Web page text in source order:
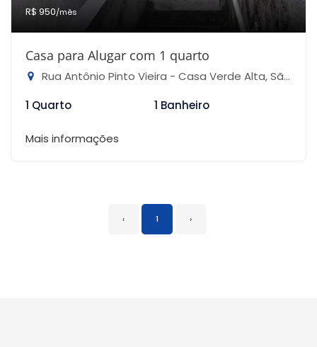
R$ 950/mês
Casa para Alugar com 1 quarto
Rua Antônio Pinto Vieira - Casa Verde Alta, São Paulo-SP
1 Quarto
1 Banheiro
Mais informações
‹ 1 ›